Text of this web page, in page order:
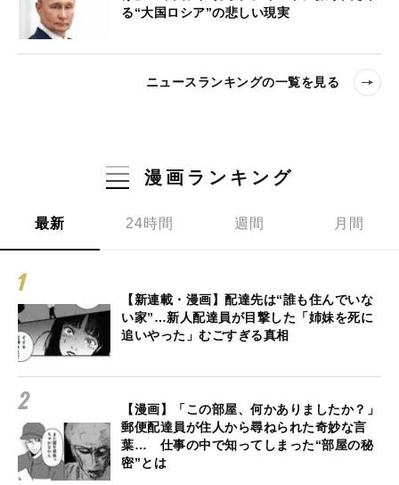
る“大国ロシア”の悲しい現実
ニュースランキングの一覧を見る
漫画ランキング
最新 24時間 週間 月間
【新連載・漫画】配達先は“誰も住んでいな
い家”…新人配達員が目撃した「姉妹を死に
追いやった」むごすぎる真相
【漫画】「この部屋、何かありましたか？」
郵便配達員が住人から尋ねられた奇妙な言
葉… 仕事の中で知ってしまった“部屋の秘
密”とは